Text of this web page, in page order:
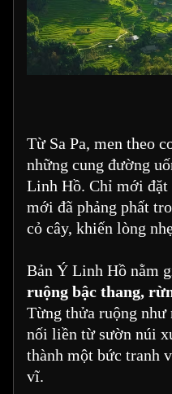
Từ Sa Pa, men theo
những cung đường
Linh Hồ. Chỉ mới đặt
mới đã phảng phất
cỏ cây, khiến lòng
Bản Ý Linh Hồ nằm
ruộng bậc thang,
Từng thửa ruộng như
nối liền từ sườn núi
thành một bức tranh
vĩ.